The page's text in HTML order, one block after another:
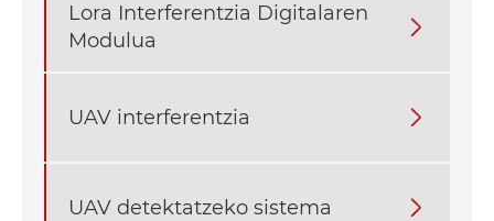
Lora Interferentzia Digitalaren
Modulua

UAV interferentzia 
UAV detektatzeko sistema 